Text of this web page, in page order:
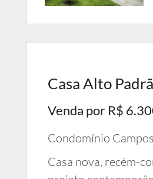
Casa Alto
Venda por R$
Condomínio
Casa nova, recém-